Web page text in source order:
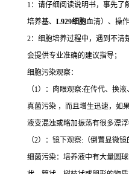
1：请仔细阅读说明书，事先了
培养基、 L929细胞血清）、操
2：细胞培养过程中，遇到不清
会提供专业准确的建议指导；
细胞污染观察：
（1）：肉眼观察:在传代、换
真菌污染 ，而且增生迅速，如
液变混浊或略加振荡有很多漂浮
（2）：镜下观察:（倒置显微镜
细菌污染：培养液中有大量圆